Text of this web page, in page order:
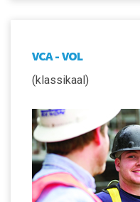
VCA - VOL
(klassikaal)